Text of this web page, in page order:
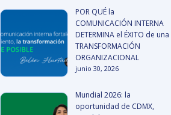
POR QUÉ la
COMUNICACIÓN INTERNA
DETERMINA el ÉXITO de una
TRANSFORMACIÓN
ORGANIZACIONAL
junio 30, 2026
Mundial 2026: la
oportunidad de CDMX,